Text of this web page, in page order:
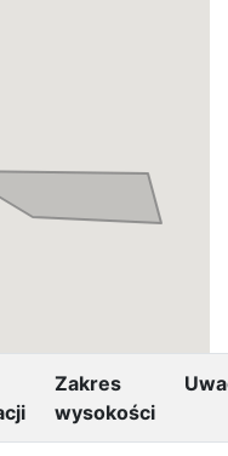
Zakres
wysokości